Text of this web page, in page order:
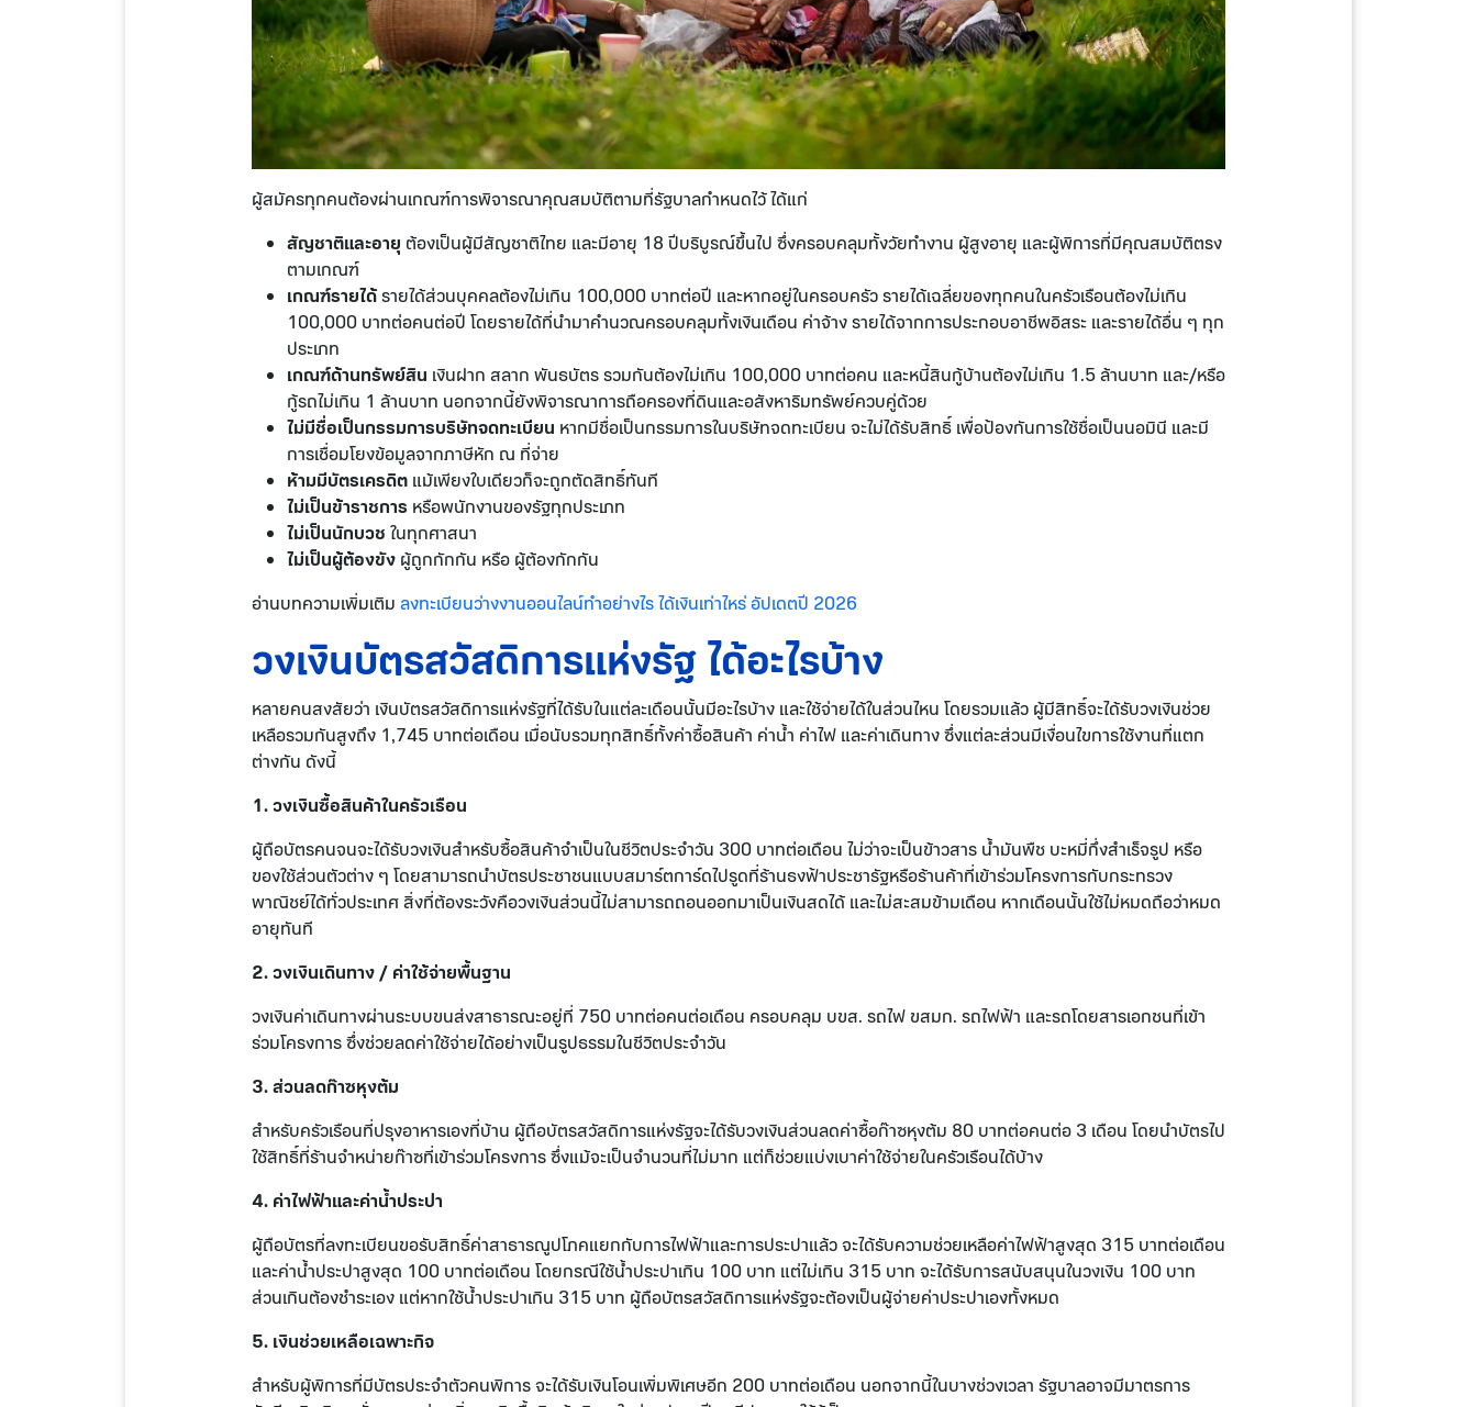
ผู้สมัครทุกคนต้องผ่านเกณฑ์การพิจารณาคุณสมบัติตามที่รัฐบาลกำหนดไว้ ได้แก่
สัญชาติและอายุ ต้องเป็นผู้มีสัญชาติไทย และมีอายุ 18 ปีบริบูรณ์ขึ้นไป ซึ่งครอบคลุมทั้งวัยทำงาน ผู้สูงอายุ และผู้พิการที่มีคุณสมบัติตรง
ตามเกณฑ์
เกณฑ์รายได้รายได้ส่วนบุคคลต้องไม่เกิน 100,000 บาทต่อปี และหากอยู่ในครอบครัว รายได้เฉลี่ยของทุกคนในครัวเรือนต้องไม่เกิน
100,000 บาทต่อคนต่อปี โดยรายได้ที่นำมาคำนวณครอบคลุมทั้งเงินเดือน ค่าจ้าง รายได้จากการประกอบอาชีพอิสระ และรายได้อื่น ๆ ทุก
ประเภท
เกณฑ์ด้านทรัพย์สิน เงินฝาก สลาก พันธบัตร รวมกันต้องไม่เกิน 100,000 บาทต่อคน และหนี้สินกู้บ้านต้องไม่เกิน 1.5 ล้านบาท และ/หรือ
กู้รถไม่เกิน 1 ล้านบาท นอกจากนี้ยังพิจารณาการถือครองที่ดินและอสังหาริมทรัพย์ควบคู่ด้วย
ไม่มีชื่อเป็นกรรมการบริษัทจดทะเบียน หากมีชื่อเป็นกรรมการในบริษัทจดทะเบียน จะไม่ได้รับสิทธิ์ เพื่อป้องกันการใช้ชื่อเป็นนอมินี และมี
การเชื่อมโยงข้อมูลจากภาษีหัก ณ ที่จ่าย
ห้ามมีบัตรเครดิต แม้เพียงใบเดียวก็จะถูกตัดสิทธิ์ทันที
ไม่เป็นข้าราชการ หรือพนักงานของรัฐทุกประเภท
ไม่เป็นนักบวช ในทุกศาสนา
ไม่เป็นผู้ต้องขัง ผู้ถูกกักกัน หรือ ผู้ต้องกักกัน
อ่านบทความเพิ่มเติม ลงทะเบียนว่างงานออนไลน์ทำอย่างไร ได้เงินเท่าไหร่ อัปเดตปี 2026
วงเงินบัตรสวัสดิการแห่งรัฐ ได้อะไรบ้าง
หลายคนสงสัยว่า เงินบัตรสวัสดิการแห่งรัฐที่ได้รับในแต่ละเดือนนั้นมีอะไรบ้าง และใช้จ่ายได้ในส่วนไหน โดยรวมแล้ว ผู้มีสิทธิ์จะได้รับวงเงินช่วย
เหลือรวมกันสูงถึง 1,745 บาทต่อเดือน เมื่อนับรวมทุกสิทธิ์ทั้งค่าซื้อสินค้า ค่าน้ำ ค่าไฟ และค่าเดินทาง ซึ่งแต่ละส่วนมีเงื่อนไขการใช้งานที่แตก
ต่างกัน ดังนี้
1. วงเงินซื้อสินค้าในครัวเรือน
ผู้ถือบัตรคนจนจะได้รับวงเงินสำหรับซื้อสินค้าจำเป็นในชีวิตประจำวัน 300 บาทต่อเดือน ไม่ว่าจะเป็นข้าวสาร น้ำมันพืช บะหมี่กึ่งสำเร็จรูป หรือ
ของใช้ส่วนตัวต่าง ๆ โดยสามารถนำบัตรประชาชนแบบสมาร์ตการ์ดไปรูดที่ร้านธงฟ้าประชารัฐหรือร้านค้าที่เข้าร่วมโครงการกับกระทรวง
พาณิชย์ได้ทั่วประเทศ สิ่งที่ต้องระวังคือวงเงินส่วนนี้ไม่สามารถถอนออกมาเป็นเงินสดได้ และไม่สะสมข้ามเดือน หากเดือนนั้นใช้ไม่หมดถือว่าหมด
อายุทันที
2. วงเงินเดินทาง / ค่าใช้จ่ายพื้นฐาน
วงเงินค่าเดินทางผ่านระบบขนส่งสาธารณะอยู่ที่ 750 บาทต่อคนต่อเดือน ครอบคลุม บขส. รถไฟ ขสมก. รถไฟฟ้า และรถโดยสารเอกชนที่เข้า
ร่วมโครงการ ซึ่งช่วยลดค่าใช้จ่ายได้อย่างเป็นรูปธรรมในชีวิตประจำวัน
3. ส่วนลดก๊าซหุงต้ม
สำหรับครัวเรือนที่ปรุงอาหารเองที่บ้าน ผู้ถือบัตรสวัสดิการแห่งรัฐจะได้รับวงเงินส่วนลดค่าซื้อก๊าซหุงต้ม 80 บาทต่อคนต่อ 3 เดือน โดยนำบัตรไป
ใช้สิทธิ์ที่ร้านจำหน่ายก๊าซที่เข้าร่วมโครงการ ซึ่งแม้จะเป็นจำนวนที่ไม่มาก แต่ก็ช่วยแบ่งเบาค่าใช้จ่ายในครัวเรือนได้บ้าง
4. ค่าไฟฟ้าและค่าน้ำประปา
ผู้ถือบัตรที่ลงทะเบียนขอรับสิทธิ์ค่าสาธารณูปโภคแยกกับการไฟฟ้าและการประปาแล้ว จะได้รับความช่วยเหลือค่าไฟฟ้าสูงสุด 315 บาทต่อเดือน
และค่าน้ำประปาสูงสุด 100 บาทต่อเดือน โดยกรณีใช้น้ำประปาเกิน 100 บาท แต่ไม่เกิน 315 บาท จะได้รับการสนับสนุนในวงเงิน 100 บาท
ส่วนเกินต้องชำระเอง แต่หากใช้น้ำประปาเกิน 315 บาท ผู้ถือบัตรสวัสดิการแห่งรัฐจะต้องเป็นผู้จ่ายค่าประปาเองทั้งหมด
5. เงินช่วยเหลือเฉพาะกิจ
สำหรับผู้พิการที่มีบัตรประจำตัวคนพิการ จะได้รับเงินโอนเพิ่มพิเศษอีก 200 บาทต่อเดือน นอกจากนี้ในบางช่วงเวลา รัฐบาลอาจมีมาตรการ